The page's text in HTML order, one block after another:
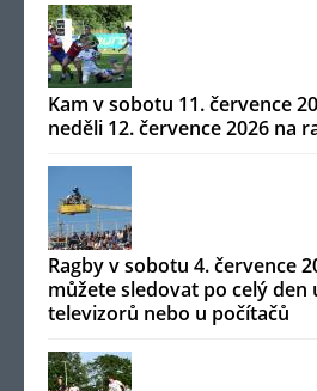
Kam v sobotu 11. července
neděli 12. července 2026 na
Ragby v sobotu 4. července
můžete sledovat po celý den
televizorů nebo u počítačů